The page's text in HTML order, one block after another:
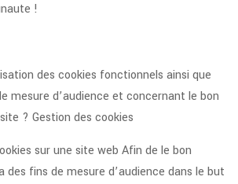
!
des cookies fonctionnels ainsi que
mesure d’audience et concernant le bon
? Gestion des cookies
sur une site web Afin de le bon
fins de mesure d’audience dans le but